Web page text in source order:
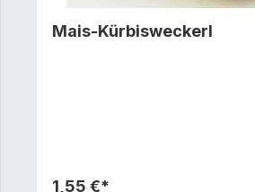
Mais-Kürbisweckerl
1,55 €*